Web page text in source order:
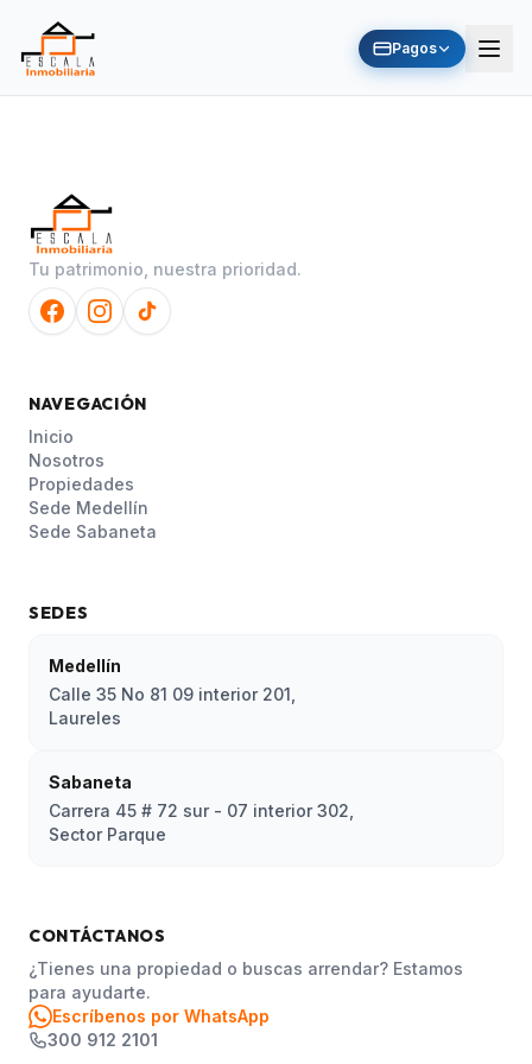
Pagos
Tu patrimonio, nuestra prioridad.
NAVEGACIÓN
Inicio
Nosotros
Propiedades
Sede Medellín
Sede Sabaneta
SEDES
Medellín
Calle 35 No 81 09 interior 201,
Laureles
Sabaneta
Carrera 45 # 72 sur - 07 interior 302,
Sector Parque
CONTÁCTANOS
¿Tienes una propiedad o buscas arrendar? Estamos
para ayudarte.
Escríbenos por WhatsApp
300 912 2101